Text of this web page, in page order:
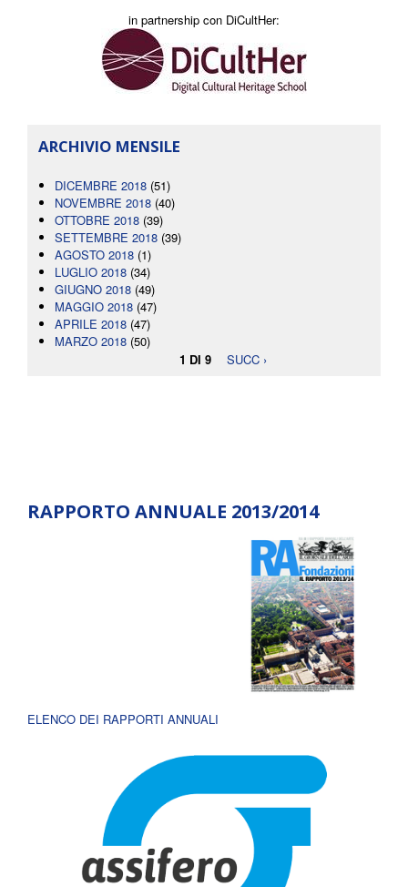
in partnership con DiCultHer:
ARCHIVIO MENSILE
DICEMBRE 2018 (51)
NOVEMBRE 2018 (40)
OTTOBRE 2018 (39)
SETTEMBRE 2018 (39)
AGOSTO 2018 (1)
LUGLIO 2018 (34)
GIUGNO 2018 (49)
MAGGIO 2018 (47)
APRILE 2018 (47)
MARZO 2018 (50)
1 DI 9
SUCC ›
RAPPORTO ANNUALE 2013/2014
ELENCO DEI RAPPORTI ANNUALI